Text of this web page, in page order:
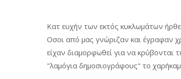
Κατ ευχήν των εκτός κυκλωμάτων
Οσοι από μας γνώριζαν και έγραφαν
είχαν διαμορφωθεί για να κρύβονται
"λαμόγια δημοσιογράφους" το